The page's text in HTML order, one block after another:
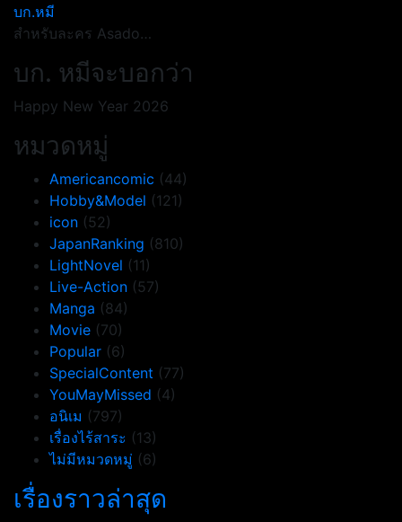
บก.หมี
สำหรับละคร Asado…
บก. หมีจะบอกว่า
Happy New Year 2026
หมวดหมู่
Americancomic (44)
Hobby&Model (121)
icon (52)
JapanRanking (810)
LightNovel (11)
Live-Action (57)
Manga (84)
Movie (70)
Popular (6)
SpecialContent (77)
YouMayMissed (4)
อนิเม (797)
เรื่องไร้สาระ (13)
ไม่มีหมวดหมู่ (6)
เรื่องราวล่าสุด